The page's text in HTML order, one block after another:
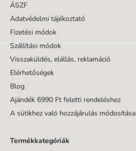
Tömeg
ÁSZF
Adatvédelmi tájékoztató
Fizetési módok
Szállítási módok
Visszaküldés, elállás, reklamáció
Elérhetőségek
Blog
Ajándék 6990 Ft feletti rendeléshez
A sütikhez való hozzájárulás módosítása
Termékkategóriák